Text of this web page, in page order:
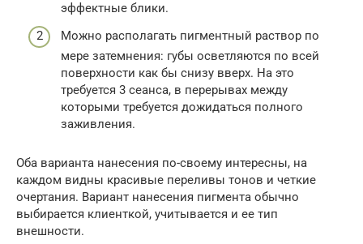
эффектные блики.
Можно располагать пигментный раствор по
мере затемнения: губы осветляются по всей
поверхности как бы снизу вверх. На это
требуется 3 сеанса, в перерывах между
которыми требуется дожидаться полного
заживления.
Оба варианта нанесения по-своему интересны, на
каждом видны красивые переливы тонов и четкие
очертания. Вариант нанесения пигмента обычно
выбирается клиенткой, учитывается и ее тип
внешности.